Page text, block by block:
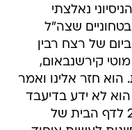
המפרץ, אז אני כמנהל ערוץ 2 הניסיוני נאלצתי
שצה"ל
הבטחון דרשו מערוץ 1. ביום של רצח רבין
קירשנבאום,
הוא חזר אלינו ואמר
הוא לא ידע בדיעבד
שזה האירוע שיהפוך את ערוץ 2 לדף הבית של